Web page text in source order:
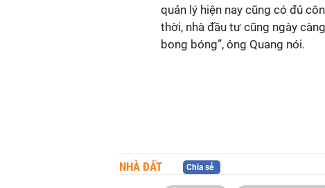
quản lý hiện nay cũng có đủ
thời, nhà đầu tư cũng ngày
bong bóng”, ông Quang nói.
NHÀ ĐẤT Chia sẻ